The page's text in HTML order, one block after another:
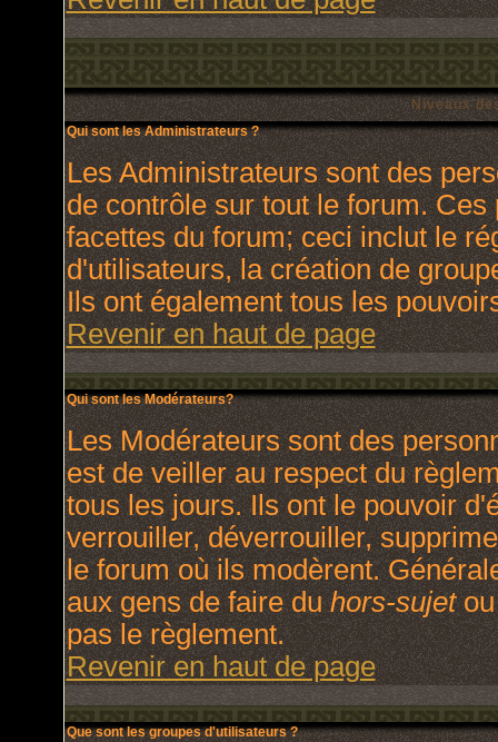
Niveaux
Qui sont les Administrateurs ?
Les Administrateurs sont des
de contrôle sur tout le forum.
facettes du forum; ceci inclut le
d'utilisateurs, la création de
Ils ont également tous les
Revenir en haut de page
Qui sont les Modérateurs?
Les Modérateurs sont des
est de veiller au respect du
tous les jours. Ils ont le pouvoir
verrouiller, déverrouiller,
le forum où ils modèrent.
aux gens de faire duhors-sujetou
pas le règlement.
Revenir en haut de page
Que sont les groupes d'utilisateurs ?